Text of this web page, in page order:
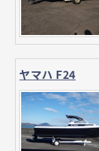
ヤマハ F24